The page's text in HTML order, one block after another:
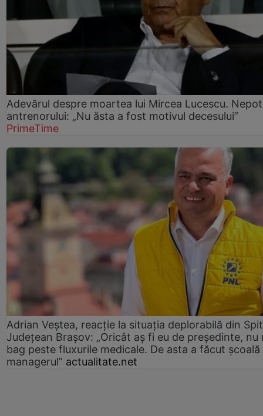
Adevărul despre moartea lui Mircea Lucescu.
antrenorului: „Nu ăsta a fost motivul decesului”
PrimeTime
Adrian Veștea, reacție la situația deplorabilă din
Județean Brașov: „Oricât aș fi eu de președinte, nu
bag peste fluxurile medicale. De asta a făcut școală
managerul” actualitate.net